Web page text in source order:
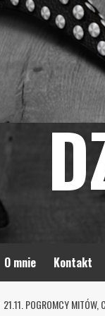
O mnie Kontakt
21.11. POGROMCY MITÓW,